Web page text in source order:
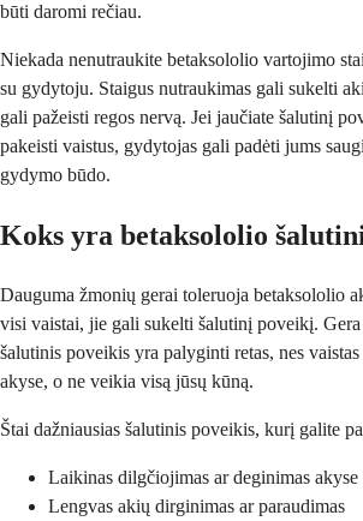
būti daromi rečiau.
Niekada nenutraukite betaksololio vartojimo
su gydytoju. Staigus nutraukimas gali sukelti
gali pažeisti regos nervą. Jei jaučiate šalutinį
pakeisti vaistus, gydytojas gali padėti jums
gydymo būdo.
Koks yra betaksololio
Dauguma žmonių gerai toleruoja betaksololio
visi vaistai, jie gali sukelti šalutinį poveikį.
šalutinis poveikis yra palyginti retas, nes
akyse, o ne veikia visą jūsų kūną.
Štai dažniausias šalutinis poveikis, kurį galite
Laikinas dilgčiojimas ar deginimas
Lengvas akių dirginimas ar paraudimas